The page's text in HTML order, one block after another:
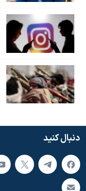
دنبال کنید